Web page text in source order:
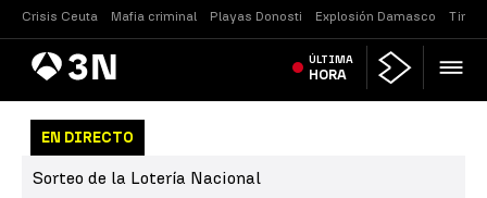
Crisis Ceuta Mafia criminal Playas Donosti Explosión Damasco
AntenaNoticias ÚLTIMA
HORA
EN DIRECTO
Sorteo de la Lotería Nacional